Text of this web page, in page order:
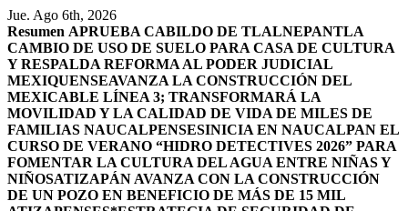
Saltar
al
contenido
Jue. Ago 6th, 2026
Resumen APRUEBA CABILDO DE TLALNEPANTLA
CAMBIO DE USO DE SUELO PARA CASA DE CULTURA
Y RESPALDA REFORMA AL PODER JUDICIAL
MEXIQUENSEAVANZA LA CONSTRUCCIÓN DEL
MEXICABLE LÍNEA 3; TRANSFORMARÁ LA
MOVILIDAD Y LA CALIDAD DE VIDA DE MILES DE
FAMILIAS NAUCALPENSESINICIA EN NAUCALPAN EL
CURSO DE VERANO “HIDRO DETECTIVES 2026” PARA
FOMENTAR LA CULTURA DEL AGUA ENTRE NIÑAS Y
NIÑOSATIZAPÁN AVANZA CON LA CONSTRUCCIÓN
DE UN POZO EN BENEFICIO DE MÁS DE 15 MIL